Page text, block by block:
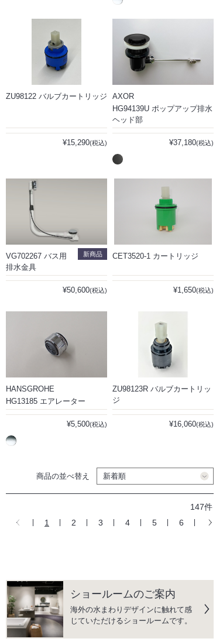
ZU98122 バルブカートリッジ
¥15,290(税込)
AXOR
HG94139U ポップアップ排水
ヘッド部
¥37,180(税込)
新商品
VG702267 バス用
排水金具
¥50,600(税込)
CET3520-1 カートリッジ
¥1,650(税込)
HANSGROHE
HG13185 エアレーター
¥5,500(税込)
ZU98123R バルブカートリッ
ジ
¥16,060(税込)
商品の並べ替え
147件
1
2 3 4 5 6
ショールームのご案内
海外の水まわりデザインに触れて感
じていただけるショールームです。